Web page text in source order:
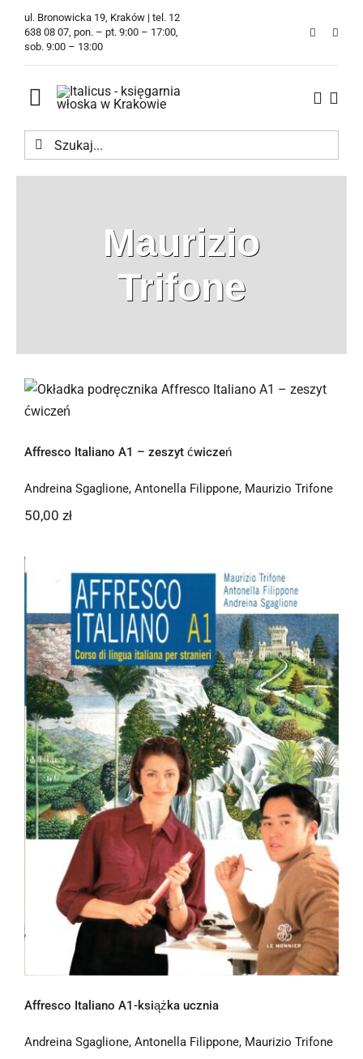
Przejdź
zawartości
ul. Bronowicka 19, Kraków | tel. 12
638 08 07, pon. – pt. 9:00 – 17:00,
sob. 9:00 – 13:00
Toggle
Navigation
Księgarnia
Newsletter
Kontakt
Szukaj
Maurizio
Trifone
Affresco Italiano A1 – zeszyt ćwiczeń
Affresco Italiano A1 – zeszyt ćwiczeń
Andreina Sgaglione, Antonella Filippone, Maurizio Trifone
50,00 zł
Affresco Italiano A1-książka ucznia
Affresco Italiano A1-książka ucznia
Andreina Sgaglione, Antonella Filippone, Maurizio Trifone